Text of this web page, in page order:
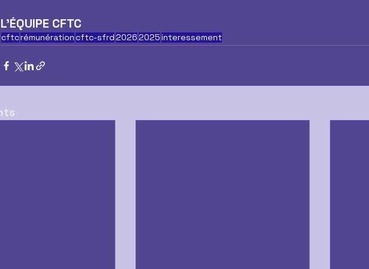
L’ÉQUIPE CFTC
cftcrémunérationcftc-sfrd20262025interessement